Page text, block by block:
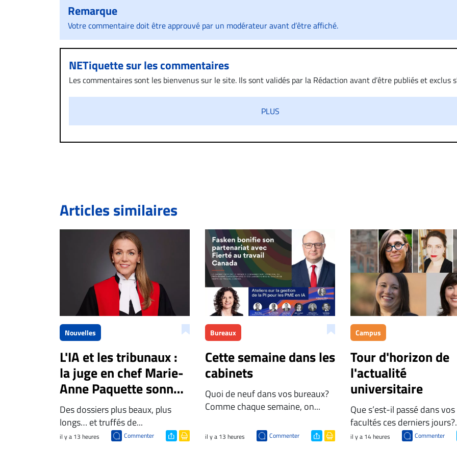
Remarque
Votre commentaire doit être approuvé par un modérateur avant d’être affiché.
NETiquette sur les commentaires
Les commentaires sont les bienvenus sur le site. Ils sont validés par la Rédaction avant d’être publiés et exclus
Si votre demande apparait légitime, le commentaire sera retiré sur le champ. Vous pouvez également utiliser
l’espace dédié aux commentaires pour publier, dans les mêmes conditions de validation, un droit de réponse.
PLUS
Articles similaires
Nouvelles
L'IA et les tribunaux :
la juge en chef Marie-
Anne Paquette sonne
l'alarme
Des dossiers plus beaux, plus
longs… et truffés de...
il y a 13 heures Commenter
Bureaux
Cette semaine dans les
cabinets
Quoi de neuf dans vos bureaux?
Comme chaque semaine, on...
il y a 13 heures Commenter
Campus
Tour d'horizon de
l'actualité
universitaire
Que s’est-il passé dans vos
facultés ces derniers
il y a 14 heures Commenter